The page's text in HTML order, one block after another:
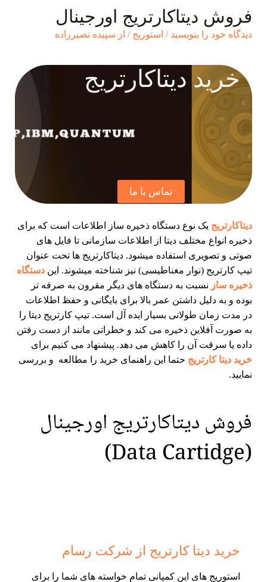
فروش دیتاکارتریج اورجینال
دیدگاه‌ خود را بنویسید / استوریج / از سپیده نصیرزاده
خرید دیتاکارتریج
تماس با ما
دیتاکارتریج یک نوع دستگاه ذخیره ساز اطلاعات است که برای
ذخیره انواع مختلف دیتا از اطلاعات سازمانی تا فایل های
صوتی و تصویری استفاده میشود. دیتاکارتریج ها تحت عنوان
تیپ کارتریج (نوار مغناطیسی) نیز شناخته میشوند. این دستگاه
ذخیره ساز نسبت به دستگاه های دیگر مقرون به صرفه تر
بوده و به دلیل داشتن عمر بالا برای بایگانی و حفظ اطلاعات
در مدت زمان طولانی بسیار ایده آل است. تیپ کارتریج دیتا را
به صورت آفلاین ذخیره می کند و خطراتی مانند از دست رفتن
داده یا سرقت آن را کاهش می دهد. پیشنهاد می کنیم برای
خرید دیتا کارتریج حتما این راهنمای خرید را مطالعه و بررسی
نمایید.
فروش دیتاکارتریج اورجینال
(Data Cartidge)
خرید دیتا کارتریج از شرکت رسام
استوریج های این کمپانی تمام خواسته های شما را برای